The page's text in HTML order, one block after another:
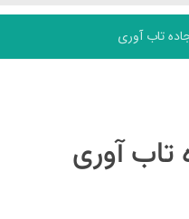
تاب آوری
آوری